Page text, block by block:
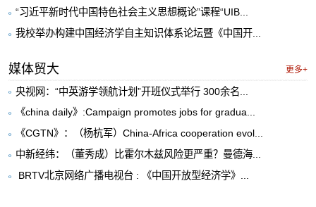
“习近平新时代中国特色社会主义思想概论”课程“UIB...
我校举办构建中国经济学自主知识体系论坛暨《中国开...
媒体贸大 更多+
央视网：“中英游学领航计划”开班仪式举行 300余名...
《china daily》:Campaign promotes jobs for gradua...
《CGTN》：（杨杭军）China-Africa cooperation evol...
中新经纬：（董秀成）比霍尔木兹风险更严重？曼德海...
​ BRTV北京网络广播电视台 : 《中国开放型经济学》...